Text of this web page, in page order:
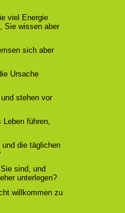
viel Energie
Sie wissen aber
sich aber
Ursache
stehen vor
führen,
die täglichen
sind, und
unterlegen?
willkommen zu